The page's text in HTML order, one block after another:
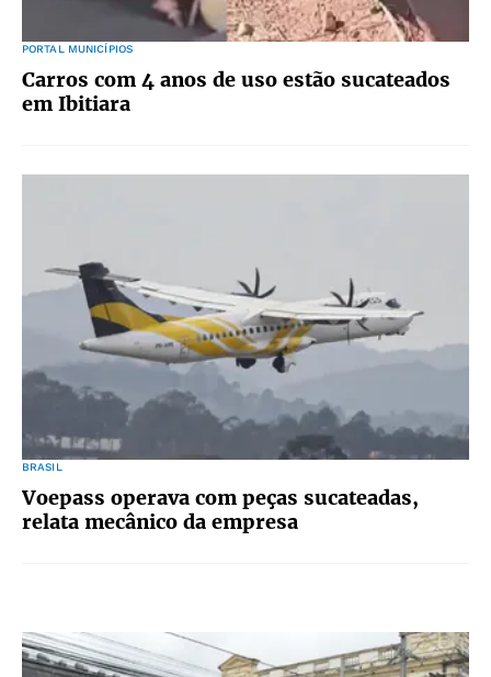
PORTAL MUNICÍPIOS
Carros com 4 anos de uso estão sucateados
em Ibitiara
BRASIL
Voepass operava com peças sucateadas,
relata mecânico da empresa